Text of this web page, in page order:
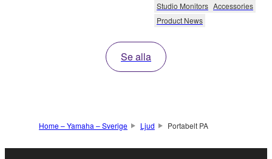
Studio Monitors Accessories
Product News
Se alla
Home – Yamaha – Sverige Ljud Portabelt PA